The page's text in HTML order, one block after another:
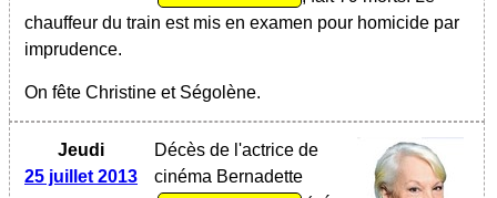
chauffeur du train est mis en examen pour homicide par
imprudence.
On fête Christine et Ségolène.
Jeudi
25 juillet 2013
Décès de l'actrice de
cinéma Bernadette